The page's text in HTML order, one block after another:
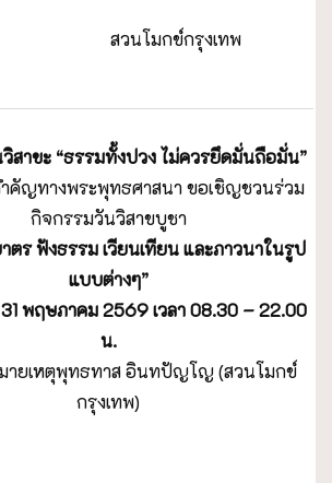
สวนโมกข์กรุงเทพ
สาขะ “ธรรมทั้งปวง ไม่ควรยึดมั่นถือมั่น”
ำคัญทางพระพุทธศาสนา ขอเชิญชวนร่วม
กิจกรรมวันวิสาขบูชา
ร ฟังธรรม เวียนเทียน และภาวนาในรูป
แบบต่างๆ”
พฤษภาคม 2569 เวลา 08.30 – 22.00
น.
ยเหตุพุทธทาส อินทปัญโญ (สวนโมกข์
กรุงเทพ)